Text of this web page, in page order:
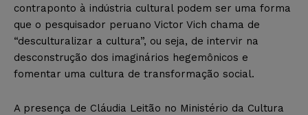
contraponto à indústria cultural podem ser uma forma
que o pesquisador peruano Victor Vich chama de
“desculturalizar a cultura”, ou seja, de intervir na
desconstrução dos imaginários hegemônicos e
fomentar uma cultura de transformação social.
A presença de Cláudia Leitão no Ministério da Cultura